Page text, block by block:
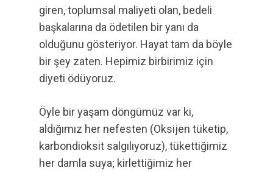
giren, toplumsal maliyeti olan, bedeli
başkalarına da ödetilen bir yanı da
olduğunu gösteriyor. Hayat tam da böyle
bir şey zaten. Hepimiz birbirimiz için
diyeti ödüyoruz.
Öyle bir yaşam döngümüz var ki,
aldığımız her nefesten (Oksijen tüketip,
karbondioksit salgılıyoruz), tükettiğimiz
her damla suya; kirlettiğimiz her